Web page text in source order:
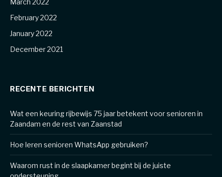
March 2022
February 2022
January 2022
December 2021
RECENTE BERICHTEN
Wat een keuring rijbewijs 75 jaar betekent voor senioren in
Zaandam en de rest van Zaanstad
Hoe leren senioren WhatsApp gebruiken?
Waarom rust in de slaapkamer begint bij de juiste